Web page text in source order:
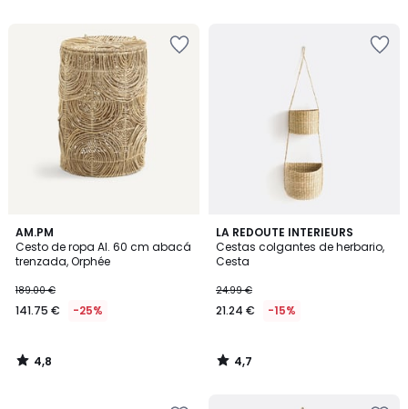
AM.PM
Cesto de ropa Al. 60 cm abacá
trenzada, Orphée
189.00 €
141.75 € -25%
4,8
/ 5
4,8
/
LA REDOUTE INTERIEURS
Cestas colgantes de herbario,
Cesta
24.99 €
21.24 € -15%
4,7
/ 5
4,7
/